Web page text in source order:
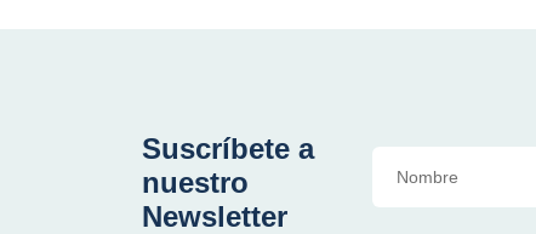
Suscríbete a
nuestro
Newsletter